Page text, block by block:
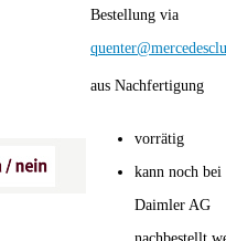
Bestellung via
aus Nachfertigung
vorrätig
kann noch bei
Daimler AG